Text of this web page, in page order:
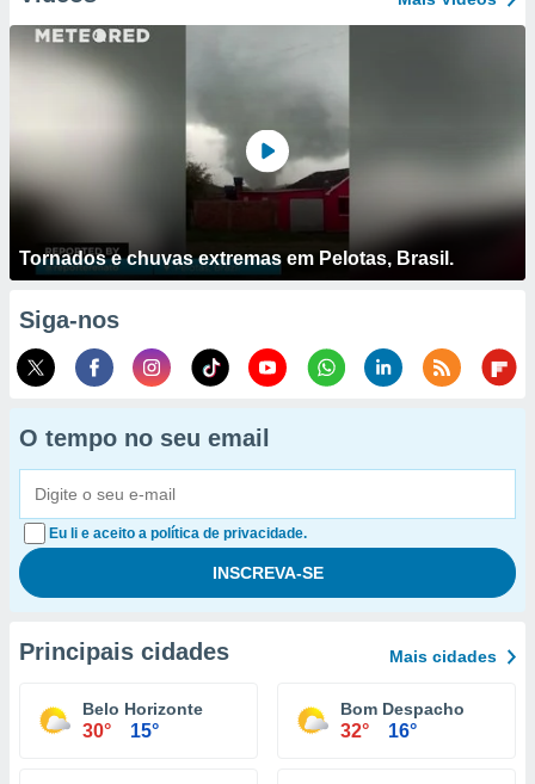
Tornados e chuvas extremas em Pelotas, Brasil.
Siga-nos
O tempo no seu email
Eu li e aceito a política de privacidade.
Principais cidades Mais cidades
Belo Horizonte
30° 15°
Bom Despacho
32° 16°